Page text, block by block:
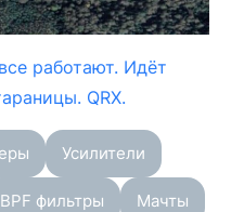
работают. Идёт
QRX.
Усилители
BPF фильтры Мачты